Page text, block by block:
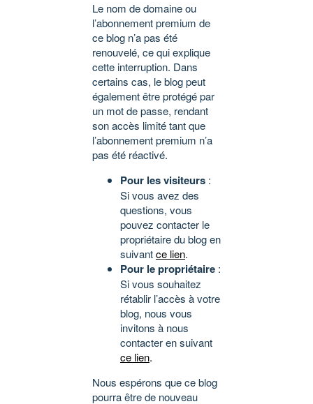
Le nom de domaine ou
l’abonnement premium de
ce blog n’a pas été
renouvelé, ce qui explique
cette interruption. Dans
certains cas, le blog peut
également être protégé par
un mot de passe, rendant
son accès limité tant que
l’abonnement premium n’a
pas été réactivé.
Pour les visiteurs :
Si vous avez des
questions, vous
pouvez contacter le
propriétaire du blog en
suivantce lien.
Pour le propriétaire :
Si vous souhaitez
rétablir l’accès à votre
blog, nous vous
invitons à nous
contacter en suivant
ce lien.
Nous espérons que ce blog
pourra être de nouveau